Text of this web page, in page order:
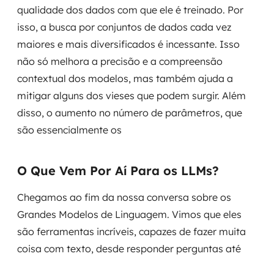
qualidade dos dados com que ele é treinado. Por
isso, a busca por conjuntos de dados cada vez
maiores e mais diversificados é incessante. Isso
não só melhora a precisão e a compreensão
contextual dos modelos, mas também ajuda a
mitigar alguns dos vieses que podem surgir. Além
disso, o aumento no número de parâmetros, que
são essencialmente os
O Que Vem Por Aí Para os LLMs?
Chegamos ao fim da nossa conversa sobre os
Grandes Modelos de Linguagem. Vimos que eles
são ferramentas incríveis, capazes de fazer muita
coisa com texto, desde responder perguntas até